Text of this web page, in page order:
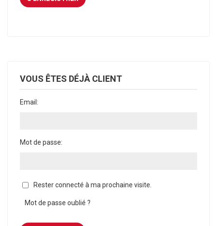
VOUS ÊTES DÉJÀ CLIENT
Email:
Mot de passe:
Rester connecté à ma prochaine visite.
Mot de passe oublié ?